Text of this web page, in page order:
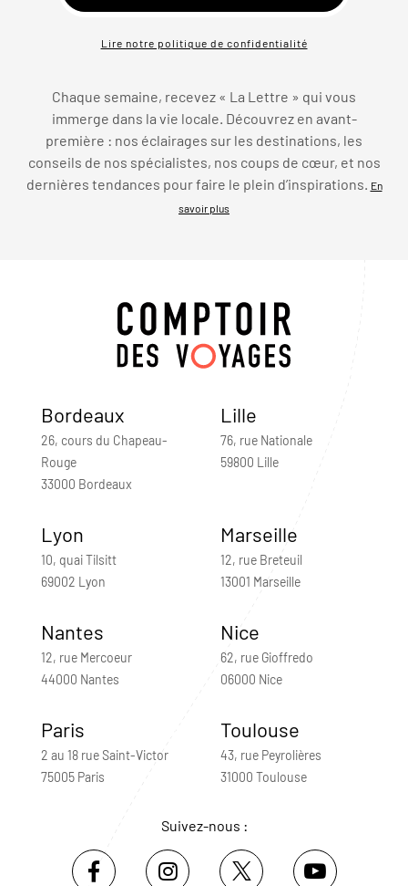
Lire notre politique de confidentialité
Chaque semaine, recevez « La Lettre » qui vous
immerge dans la vie locale. Découvrez en avant-
première : nos éclairages sur les destinations, les
conseils de nos spécialistes, nos coups de cœur, et nos
dernières tendances pour faire le plein d’inspirations.
En
savoir plus
Bordeaux
26, cours du Chapeau-
Rouge
33000 Bordeaux
Lille
76, rue Nationale
59800 Lille
Lyon
10, quai Tilsitt
69002 Lyon
Marseille
12, rue Breteuil
13001 Marseille
Nantes
12, rue Mercoeur
44000 Nantes
Nice
62, rue Gioffredo
06000 Nice
Paris
2 au 18 rue Saint-Victor
75005 Paris
Toulouse
43, rue Peyrolières
31000 Toulouse
Suivez-nous :